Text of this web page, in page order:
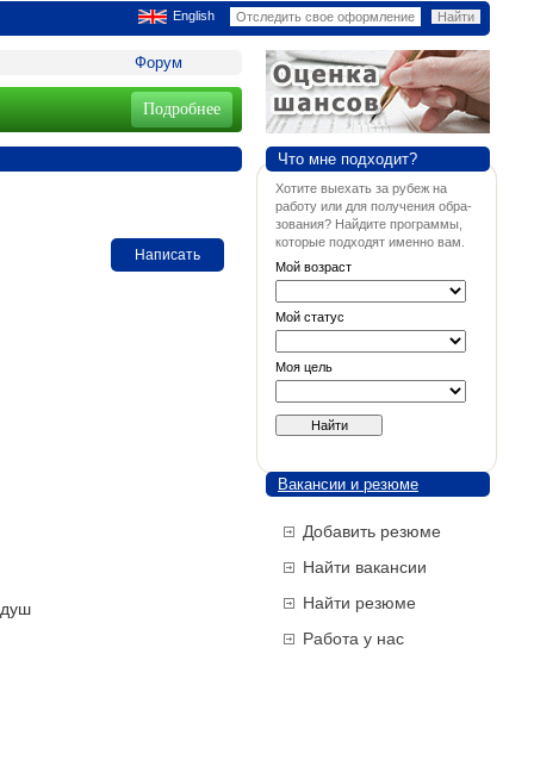
English
Форум
Подробнее
Написать
Что мне подходит?
Хотите выехать за рубеж на
работу или для получения обра-
зования? Найдите программы,
которые подходят именно вам.
Мой возраст
Мой статус
Моя цель
Вакансии и резюме
Добавить резюме
Найти вакансии
Найти резюме
Работа у нас